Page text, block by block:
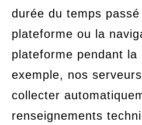
durée du temps
plateforme ou la
plateforme pendant la
exemple, nos
collecter
renseignements